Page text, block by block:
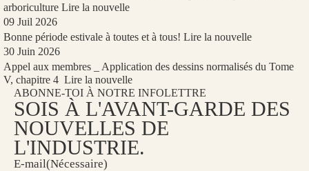
arboriculture Lire la nouvelle
09 Juil 2026
Bonne période estivale à toutes et à tous! Lire la nouvelle
30 Juin 2026
Appel aux membres _ Application des dessins normalisés du Tome
V, chapitre 4 Lire la nouvelle
ABONNE-TOI À NOTRE INFOLETTRE
SOIS À L'AVANT-GARDE DES
NOUVELLES DE
L'INDUSTRIE.
E-mail(Nécessaire)